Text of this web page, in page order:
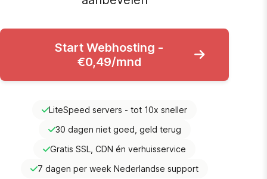
Start Webhosting -
€0,49/mnd
LiteSpeed servers - tot 10x sneller
30 dagen niet goed, geld terug
Gratis SSL, CDN én verhuisservice
7 dagen per week Nederlandse support